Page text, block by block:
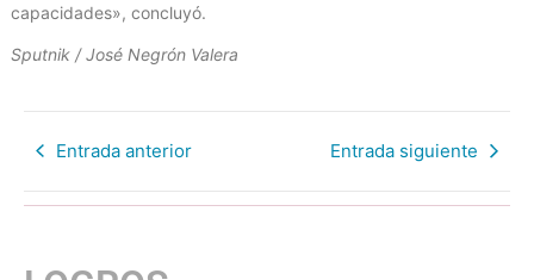
capacidades», concluyó.
Sputnik / José Negrón Valera
Entrada anterior Entrada siguiente